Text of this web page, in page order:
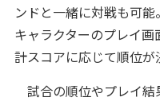
ンドと一緒に対戦も可
キャラクターのプレイ
計スコアに応じて順位が
試合の順位やプレイ結